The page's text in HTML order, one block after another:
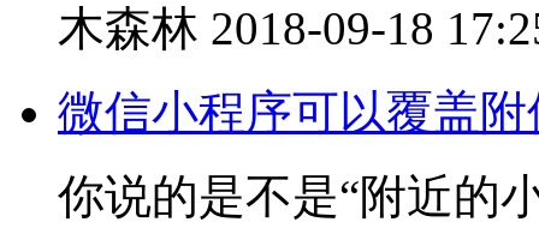
木森林 2018-09-18
微信小程序可以覆盖
你说的是不是“附近的